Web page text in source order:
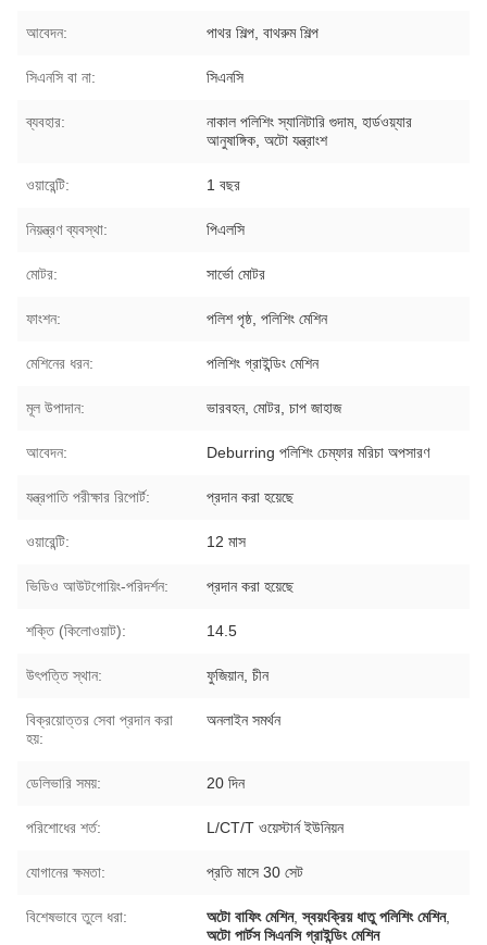
আবেদন: পাথর শিল্প, বাথরুম শিল্প
সিএনসি বা না: সিএনসি
ব্যবহার:
নাকাল পলিশিং স্যানিটারি গুদাম, হার্ডওয়্যার
আনুষাঙ্গিক, অটো যন্ত্রাংশ
ওয়ারেন্টি: 1 বছর
নিয়ন্ত্রণ ব্যবস্থা: পিএলসি
মোটর: সার্ভো মোটর
ফাংশন: পলিশ পৃষ্ঠ, পলিশিং মেশিন
মেশিনের ধরন: পলিশিং গ্রাইন্ডিং মেশিন
মূল উপাদান: ভারবহন, মোটর, চাপ জাহাজ
আবেদন: Deburring পলিশিং চেম্ফার মরিচা অপসারণ
যন্ত্রপাতি পরীক্ষার রিপোর্ট: প্রদান করা হয়েছে
ওয়ারেন্টি: 12 মাস
ভিডিও আউটগোয়িং-পরিদর্শন: প্রদান করা হয়েছে
শক্তি (কিলোওয়াট): 14.5
উৎপত্তি স্থান: ফুজিয়ান, চীন
বিক্রয়োত্তর সেবা প্রদান করা
হয়:
অনলাইন সমর্থন
ডেলিভারি সময়: 20 দিন
পরিশোধের শর্ত: L/CT/T ওয়েস্টার্ন ইউনিয়ন
যোগানের ক্ষমতা: প্রতি মাসে 30 সেট
বিশেষভাবে তুলে ধরা: অটো বাফিং মেশিন,স্বয়ংক্রিয় ধাতু পলিশিং মেশিন,
অটো পার্টস সিএনসি গ্রাইন্ডিং মেশিন